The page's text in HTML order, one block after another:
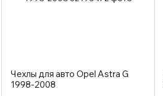
Чехлы для авто Opel Astra G
1998-2008